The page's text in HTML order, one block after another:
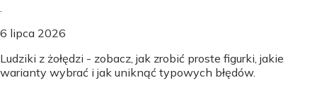
.
6 lipca 2026
Ludziki z żołędzi - zobacz, jak zrobić proste figurki, jakie
warianty wybrać i jak uniknąć typowych błędów.